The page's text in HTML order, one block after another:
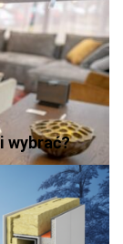
wybrać?